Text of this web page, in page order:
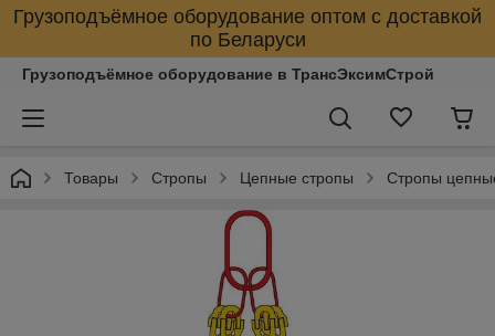
Грузоподъёмное оборудование оптом с доставкой
по Беларуси
Грузоподъёмное оборудование в ТрансЭксимСтрой
Товары Стропы Цепные стропы Стропы